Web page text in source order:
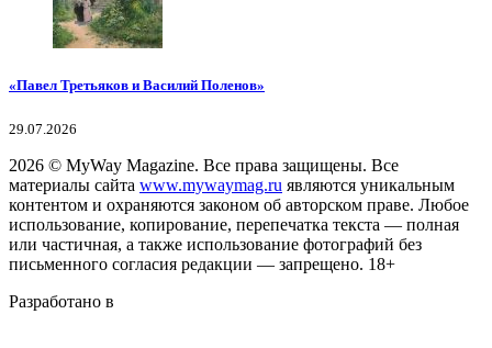
«Павел Третьяков и Василий Поленов»
29.07.2026
2026 © MyWay Magazine. Все права защищены. Все
материалы сайта www.mywaymag.ru являются уникальным
контентом и охраняются законом об авторском праве. Любое
использование, копирование, перепечатка текста — полная
или частичная, а также использование фотографий без
письменного согласия редакции — запрещено. 18+
Разработано в